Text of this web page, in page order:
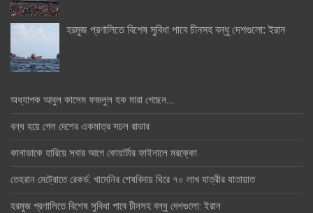
হরমুজ প্রণালিতে বিশেষ সুবিধা পাবে চীনসহ বন্ধু দেশগুলো: ইরান
অধ্যাপক আবুল কাসেম ফজলুল হক মারা গেছেন….
বন্ধ হয়ে গেল দেশের একমাত্র সচল রাডার
কানাডাকে হারিয়ে সবার আগে কোয়ার্টার ফাইনালে মরক্কো
তেহরান মেট্রোতে রেকর্ড: খামেনির শেষবিদায় ঘিরে ৭০ লাখ যাত্রীর যাতায়াত
হরমুজ প্রণালিতে বিশেষ সুবিধা পাবে চীনসহ বন্ধু দেশগুলো: ইরান